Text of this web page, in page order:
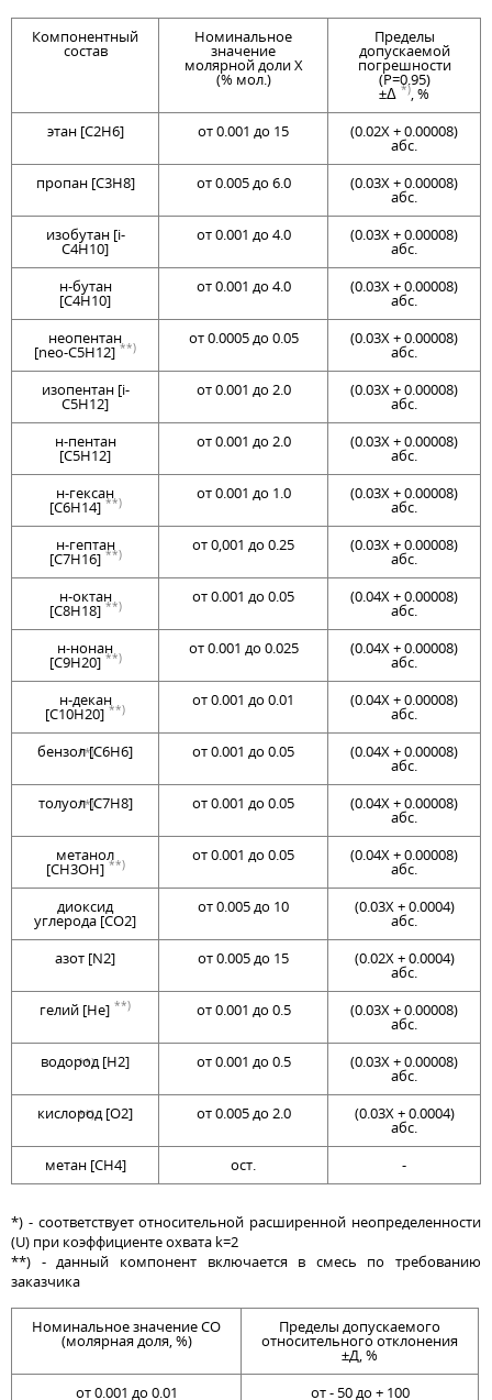
Компонентный
состав
Номинальное
значение
молярной доли X
(% мол.)
Пределы
допускаемой
погрешности
(P=0.95)
±Δ *), %
этан [C2H6]
от 0.001 до 15 (0.02Х + 0.00008)
абс.
пропан [C3H8]
от 0.005 до 6.0 (0.03Х + 0.00008)
абс.
изобутан [i-
C4H10]
от 0.001 до 4.0 (0.03Х + 0.00008)
абс.
н-бутан
[C4H10]
от 0.001 до 4.0 (0.03Х + 0.00008)
абс.
неопентан
[neo-C5H12] **)
от 0.0005 до 0.05 (0.03Х + 0.00008)
абс.
изопентан [i-
C5H12]
от 0.001 до 2.0 (0.03Х + 0.00008)
абс.
н-пентан
[C5H12]
от 0.001 до 2.0 (0.03Х + 0.00008)
абс.
н-гексан
[C6H14] **)
от 0.001 до 1.0 (0.03Х + 0.00008)
абс.
н-гептан
[C7H16] **)
от 0,001 до 0.25 (0.03Х + 0.00008)
абс.
н-октан
[C8H18] **)
от 0.001 до 0.05 (0.04Х + 0.00008)
абс.
н-нонан
[C9H20] **)
от 0.001 до 0.025 (0.04Х + 0.00008)
абс.
н-декан
[C10H20] **)
от 0.001 до 0.01 (0.04Х + 0.00008)
абс.
бензол [C6H6]
**) от 0.001 до 0.05 (0.04Х + 0.00008)
абс.
толуол [C7H8]
**) от 0.001 до 0.05 (0.04Х + 0.00008)
абс.
метанол
[CH3OH] **)
от 0.001 до 0.05 (0.04Х + 0.00008)
абс.
диоксид
углерода [CO2]
от 0.005 до 10 (0.03Х + 0.0004)
абс.
азот [N2]
от 0.005 до 15 (0.02Х + 0.0004)
абс.
гелий [He] **) от 0.001 до 0.5 (0.03Х + 0.00008)
абс.
водород [H2]
**) от 0.001 до 0.5 (0.03Х + 0.00008)
абс.
кислород [O2]
**) от 0.005 до 2.0 (0.03Х + 0.0004)
абс.
метан [CH4]
ост. -
*) - соответствует относительной расширенной неопределенности
(U) при коэффициенте охвата k=2
**) - данный компонент включается в смесь по требованию
заказчика
Номинальное значение СО
(молярная доля, %)
Пределы допускаемого
относительного отклонения
±Д, %
от 0.001 до 0.01
от - 50 до + 100